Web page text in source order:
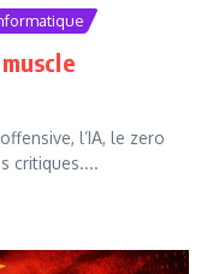
l’IA, le zero
critiques....